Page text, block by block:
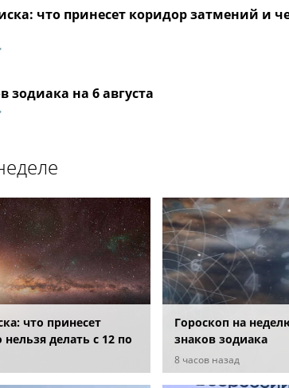
что принесет коридор затмений и
зодиака на 6 августа
что принесет
делать с 12 по
Гороскоп на
знаков зодиака
8 часов назад